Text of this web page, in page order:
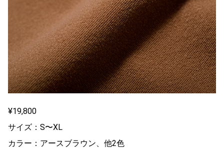
¥19,800
サイズ：S〜XL
カラー：アースブラウン、他2色